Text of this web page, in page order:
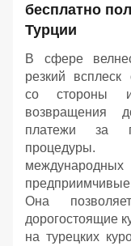
бесплатно
Турции
В сфере
резкий всплеск
со стороны
возвращения
платежи за
процедуры.
Она
дорогостоящие
на турецких